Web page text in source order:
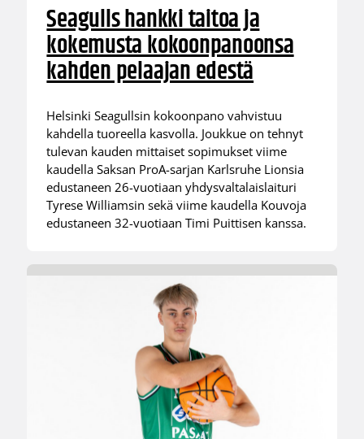
Seagulls hankki taitoa ja
kokemusta kokoonpanoonsa
kahden pelaajan edestä
Helsinki Seagullsin kokoonpano vahvistuu
kahdella tuoreella kasvolla. Joukkue on tehnyt
tulevan kauden mittaiset sopimukset viime
kaudella Saksan ProA-sarjan Karlsruhe Lionsia
edustaneen 26-vuotiaan yhdysvaltalaislaituri
Tyrese Williamsin sekä viime kaudella Kouvoja
edustaneen 32-vuotiaan Timi Puittisen kanssa.